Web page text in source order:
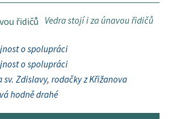
Vedra stojí i za únavou řidičů
o spolupráci
o spolupráci
Zdislavy, rodačky z Křižanova
hodně drahé